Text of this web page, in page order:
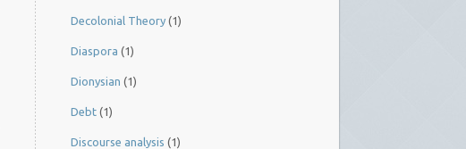
Decolonial Theory (1)
Diaspora (1)
Dionysian (1)
Debt (1)
Discourse analysis (1)